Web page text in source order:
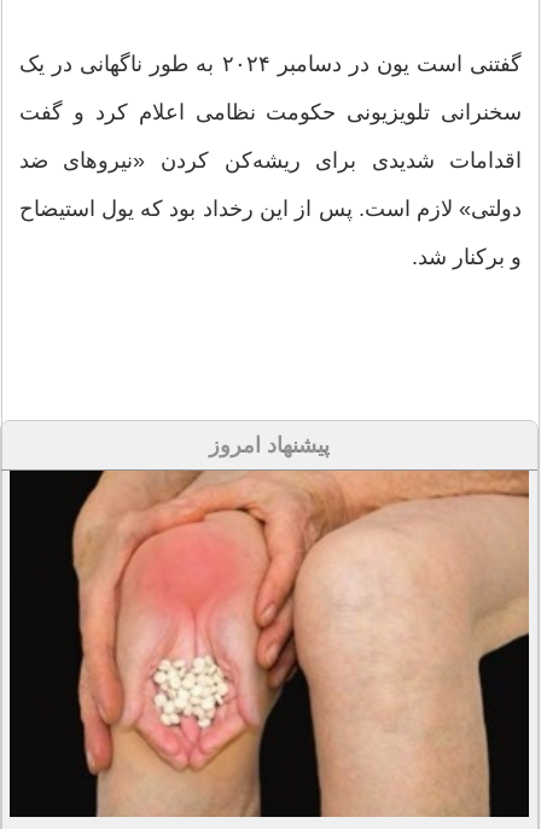
گفتنی است یون در دسامبر ۲۰۲۴ به طور ناگهانی در یک
سخنرانی تلویزیونی حکومت نظامی اعلام کرد و گفت
اقدامات شدیدی برای ریشه‌کن کردن «نیروهای ضد
دولتی» لازم است. پس از این رخداد بود که یول استیضاح
و برکنار شد.
پیشنهاد امروز